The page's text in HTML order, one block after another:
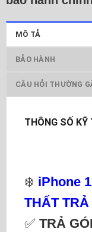
MÔ TẢ
BẢO HÀNH
CÂU HỎI THƯỜNG
THÔNG SỐ KỸ
❄️ iPhone
THẤT TRẢ
✅ TRẢ